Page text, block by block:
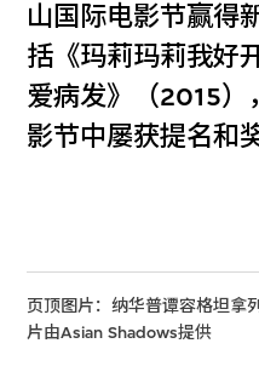
山国际电影节赢得
括《玛莉玛莉我好
爱病发》（2015）
影节中屡获提名和
页顶图片：纳华普谭容格坦拿
片由Asian Shadows提供